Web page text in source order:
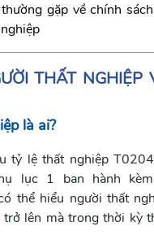
gặp về chính
THẤT NGHIỆP
là ai?
tỷ lệ thất nghiệp
lục 1 ban hành
thể hiểu người thất
lên mà trong thời kỳ